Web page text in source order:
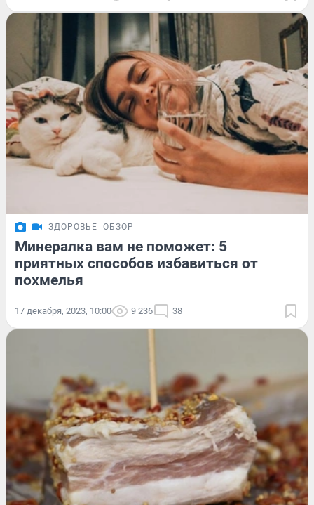
ЗДОРОВЬЕ ОБЗОР
Минералка вам не поможет: 5
приятных способов избавиться от
похмелья
17 декабря, 2023, 10:00 9 236 38